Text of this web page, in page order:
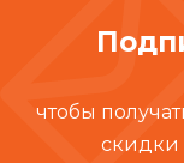
чтобы
скидки